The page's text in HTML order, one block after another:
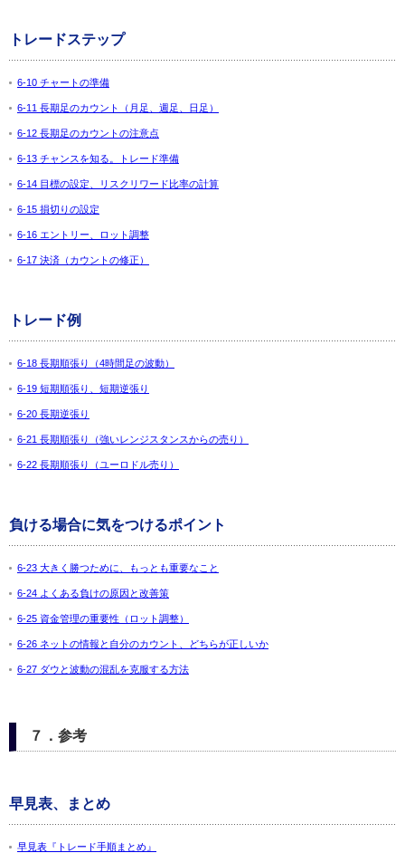
トレードステップ
6-10 チャートの準備
6-11 長期足のカウント（月足、週足、日足）
6-12 長期足のカウントの注意点
6-13 チャンスを知る。トレード準備
6-14 目標の設定、リスクリワード比率の計算
6-15 損切りの設定
6-16 エントリー、ロット調整
6-17 決済（カウントの修正）
トレード例
6-18 長期順張り（4時間足の波動）
6-19 短期順張り、短期逆張り
6-20 長期逆張り
6-21 長期順張り（強いレンジスタンスからの売り）
6-22 長期順張り（ユーロドル売り）
負ける場合に気をつけるポイント
6-23 大きく勝つために、もっとも重要なこと
6-24 よくある負けの原因と改善策
6-25 資金管理の重要性（ロット調整）
6-26 ネットの情報と自分のカウント、どちらが正しいか
6-27 ダウと波動の混乱を克服する方法
７．参考
早見表、まとめ
早見表『トレード手順まとめ』